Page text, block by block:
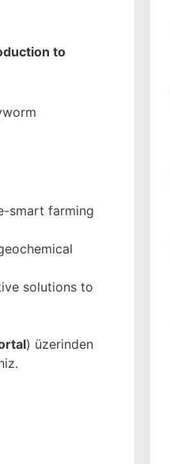
to
smart farming
solutions to
) üzerinden